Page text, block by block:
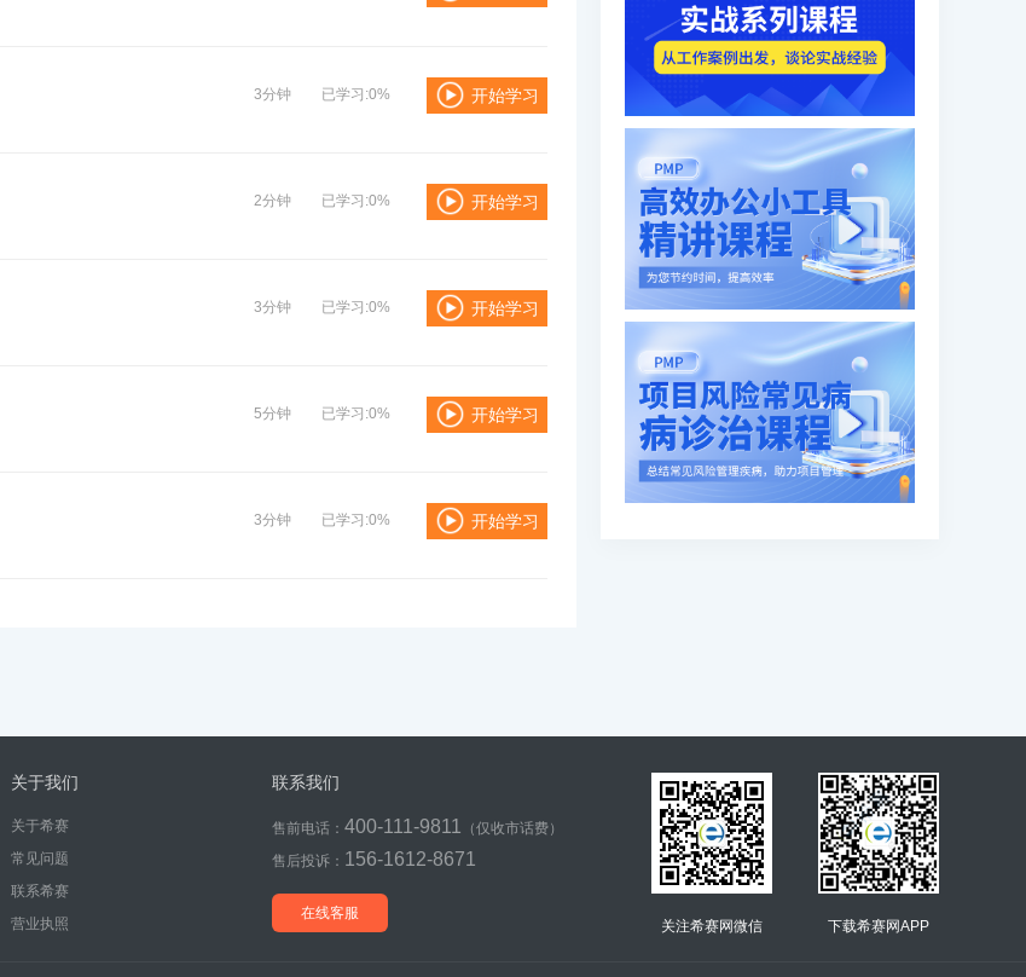
开始学习
3分钟 已学习:0%
开始学习
2分钟 已学习:0%
开始学习
3分钟 已学习:0%
开始学习
5分钟 已学习:0%
开始学习
3分钟 已学习:0%
关于我们
关于希赛
常见问题
联系希赛
营业执照
联系我们
售前电话： 400-111-9811
（仅收市话费）
售后投诉： 156-1612-8671
在线客服
关注希赛网微信 下载希赛网APP